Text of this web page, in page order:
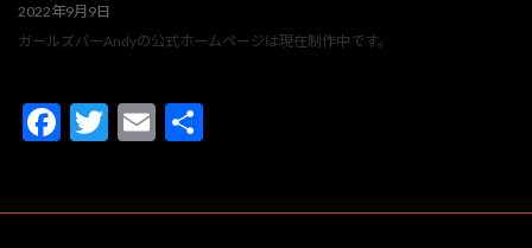
2022年9月9日
ガールズバーAndyの公式ホームページは現在制作中です。
F
T
E